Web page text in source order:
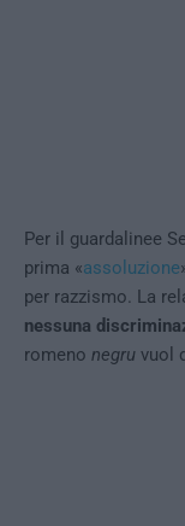
Per il guardalinee
prima «assoluzione
per razzismo. La
nessuna
romeno negru vuol